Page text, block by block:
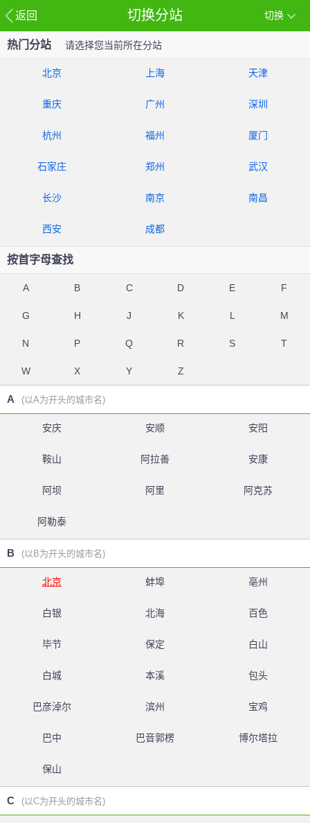
返回 切换
切换分站
热门分站 请选择您当前所在分站
北京 上海 天津
重庆 广州 深圳
杭州 福州 厦门
石家庄 郑州 武汉
长沙 南京 南昌
西安 成都
按首字母查找
A B C D E F
G H J K L M
N P Q R S T
W X Y Z
A (以A为开头的城市名)
安庆 安顺 安阳
鞍山 阿拉善 安康
阿坝 阿里 阿克苏
阿勒泰
B (以B为开头的城市名)
北京 蚌埠 亳州
白银 北海 百色
毕节 保定 白山
白城 本溪 包头
巴彦淖尔 滨州 宝鸡
巴中 巴音郭楞 博尔塔拉
保山
C (以C为开头的城市名)